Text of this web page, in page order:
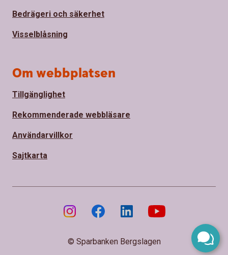
Bedrägeri och säkerhet
Visselblåsning
Om webbplatsen
Tillgänglighet
Rekommenderade webbläsare
Användarvillkor
Sajtkarta
© Sparbanken Bergslagen